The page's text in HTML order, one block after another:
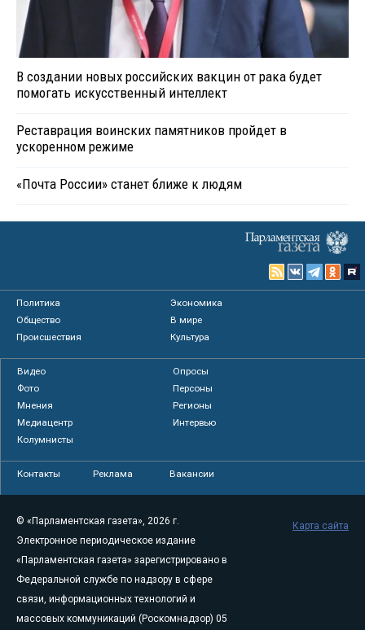
В создании новых российских вакцин от рака будет
помогать искусственный интеллект
Реставрация воинских памятников пройдет в
ускоренном режиме
«Почта России» станет ближе к людям
Политика
Экономика
Общество
В мире
Происшествия
Культура
Видео
Опросы
Фото
Персоны
Мнения
Регионы
Медиацентр
Интервью
Колумнисты
Контакты Реклама Вакансии
© «Парламентская газета», 2026 г.
Электронное периодическое издание
«Парламентская газета» зарегистрировано в
Федеральной службе по надзору в сфере
связи, информационных технологий и
массовых коммуникаций (Роскомнадзор) 05
Карта сайта